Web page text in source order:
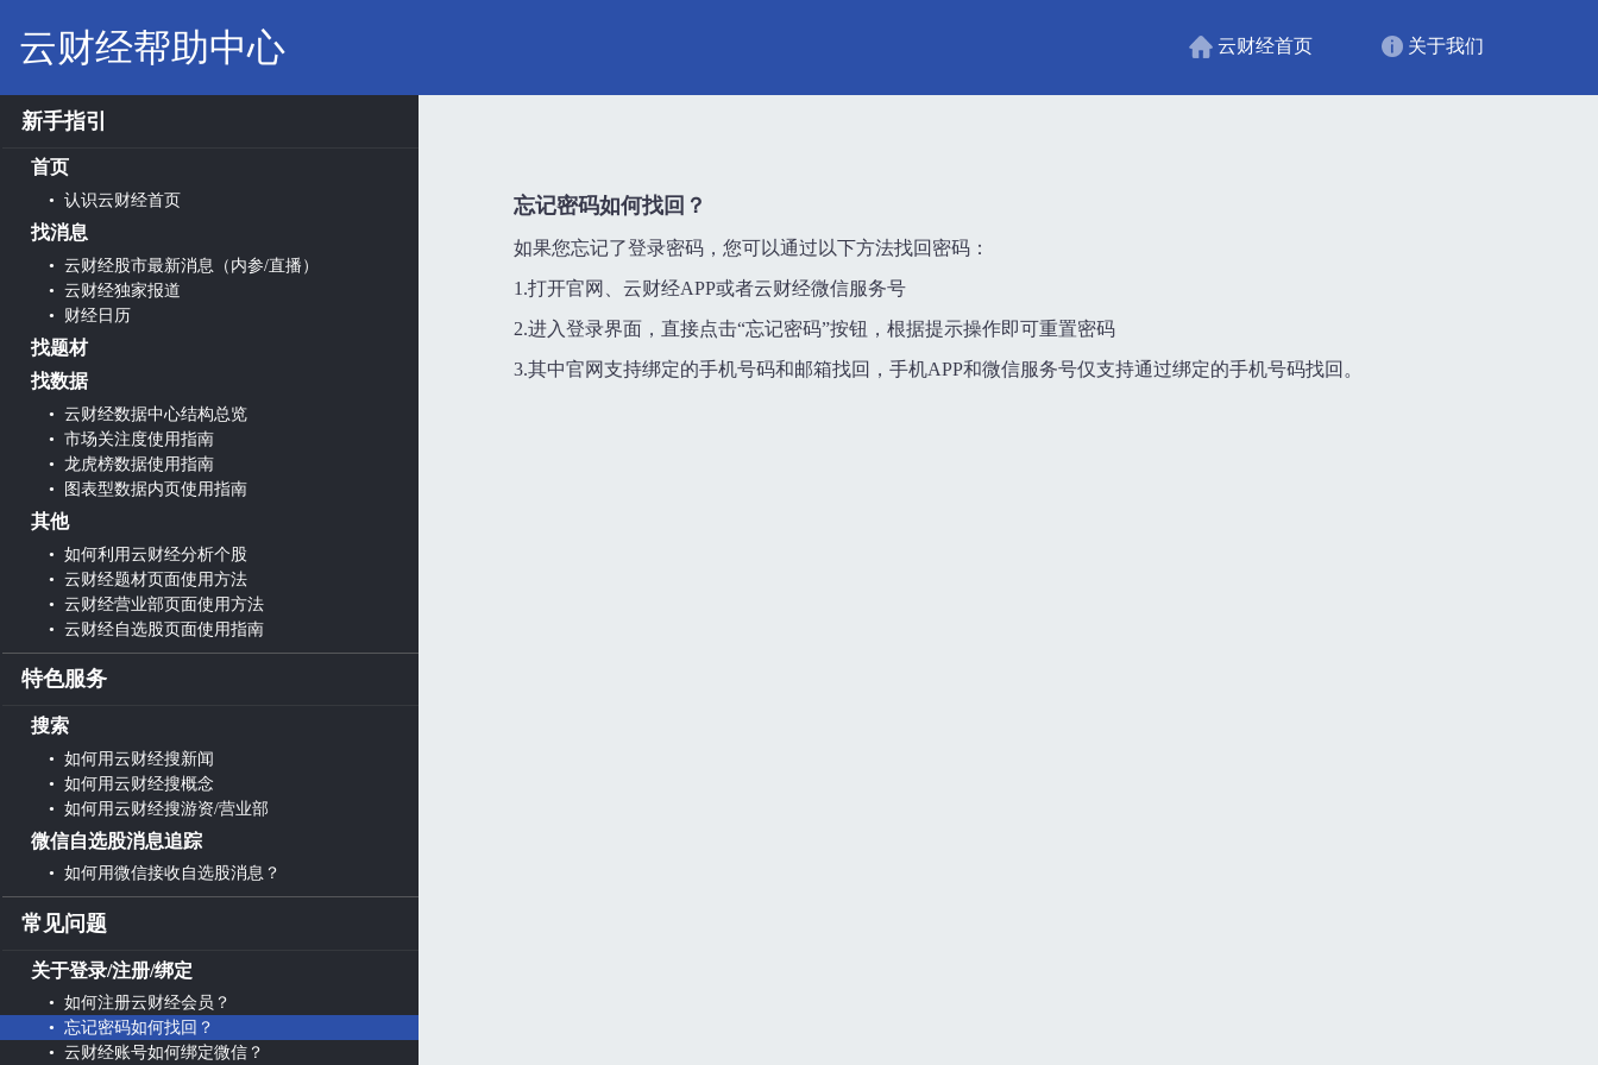
云财经帮助中心 云财经首页 关于我们
新手指引
首页
• 认识云财经首页
找消息
• 云财经股市最新消息（内参/直播）
• 云财经独家报道
• 财经日历
找题材
找数据
• 云财经数据中心结构总览
• 市场关注度使用指南
• 龙虎榜数据使用指南
• 图表型数据内页使用指南
其他
• 如何利用云财经分析个股
• 云财经题材页面使用方法
• 云财经营业部页面使用方法
• 云财经自选股页面使用指南
特色服务
搜索
• 如何用云财经搜新闻
• 如何用云财经搜概念
• 如何用云财经搜游资/营业部
微信自选股消息追踪
• 如何用微信接收自选股消息？
常见问题
关于登录/注册/绑定
• 如何注册云财经会员？
• 忘记密码如何找回？
• 云财经账号如何绑定微信？
忘记密码如何找回？
如果您忘记了登录密码，您可以通过以下方法找回密码：
1.打开官网、云财经APP或者云财经微信服务号
2.进入登录界面，直接点击“忘记密码”按钮，根据提示操作即可重置密码
3.其中官网支持绑定的手机号码和邮箱找回，手机APP和微信服务号仅支持通过绑定的手机号码找回。